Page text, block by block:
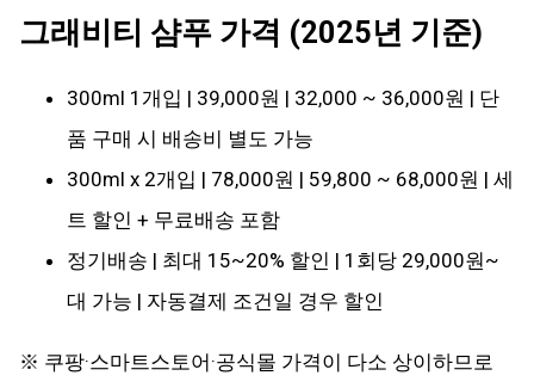
그래비티 샴푸 가격 (2025년 기준)
300ml 1개입 | 39,000원 | 32,000 ~ 36,000원 | 단
품 구매 시 배송비 별도 가능
300ml x 2개입 | 78,000원 | 59,800 ~ 68,000원 | 세
트 할인 + 무료배송 포함
정기배송 | 최대 15~20% 할인 | 1회당 29,000원~
대 가능 | 자동결제 조건일 경우 할인
※ 쿠팡·스마트스토어·공식몰 가격이 다소 상이하므로